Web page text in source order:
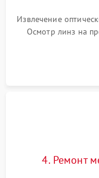
Извлечение
Осмотр линз на
покрытия или
спецрастворами.
4. Ремонт